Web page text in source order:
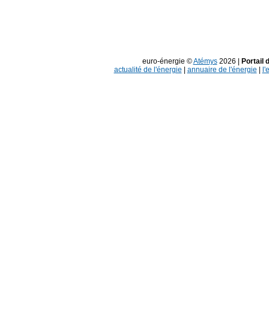
euro-énergie ©Atémys2026 |
Portail
actualité de l'énergie
annuaire de l'énergie